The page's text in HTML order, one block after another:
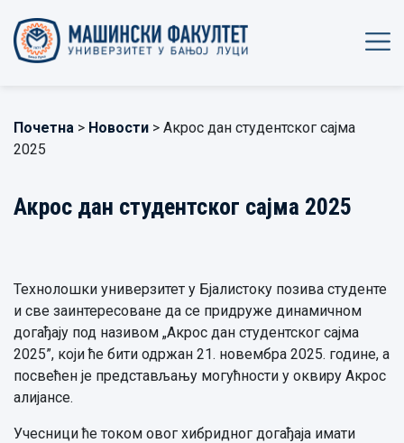
Почетна > Новости > Акрос дан студентског сајма
2025
Акрос дан студентског сајма 2025
Технолошки универзитет у Бјалистоку позива студенте
и све заинтересоване да се придруже динамичном
догађају под називом „Акрос дан студентског сајма
2025”, који ће бити одржан 21. новембра 2025. године, а
посвећен је представљању могућности у оквиру Акрос
алијансе.
Учесници ће током овог хибридног догађаја имати